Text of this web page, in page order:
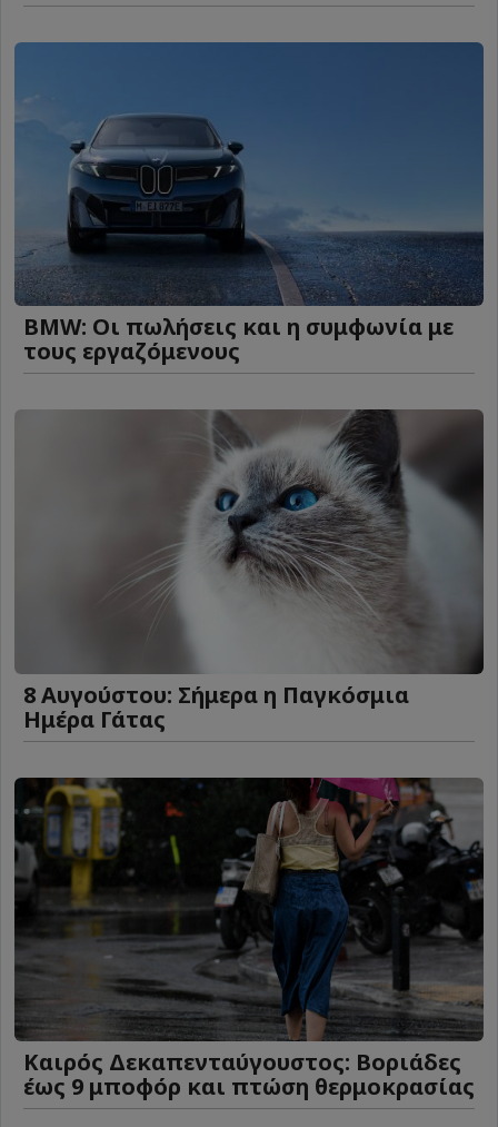
BMW: Οι πωλήσεις και η συμφωνία με
τους εργαζόμενους
8 Αυγούστου: Σήμερα η Παγκόσμια
Ημέρα Γάτας
Καιρός Δεκαπενταύγουστος: Βοριάδες
έως 9 μποφόρ και πτώση θερμοκρασίας